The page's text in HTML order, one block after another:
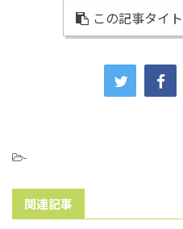
この記事タイ
-
関連記事